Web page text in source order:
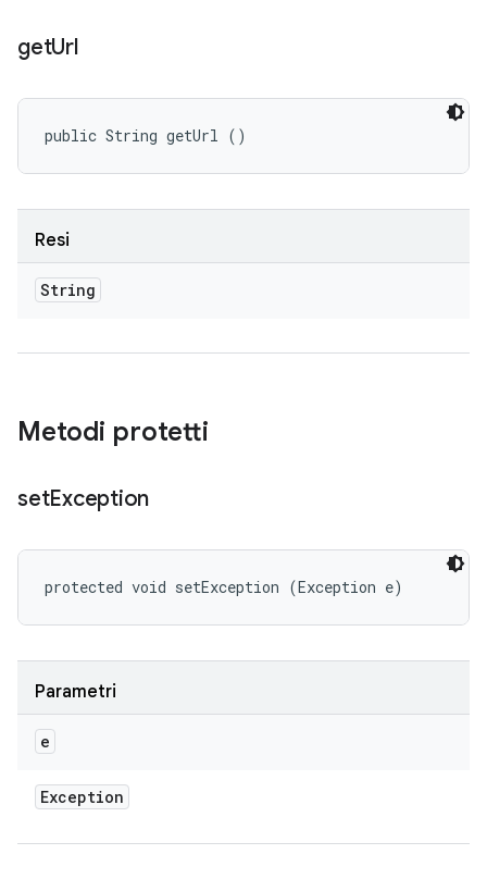
getUrl
public String getUrl ()
Resi
String
Metodi protetti
setException
protected void setException (Exception e)
Parametri
e
Exception